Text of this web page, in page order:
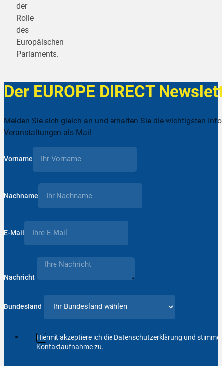
der
Rolle
des
Europäischen
Parlaments.
Der EUROPE DIRECT
Melden Sie sich gleich an und erhalten Sie die wichtigsten
Veranstaltungen als Mail
Vorname
Nachname
E-Mail
Nachricht
Bundesland
Hiermit akzeptiere ich die Datenschutzerklärung und
Kontaktaufnahme zu.